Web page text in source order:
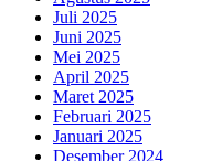
Juli 2025
Juni 2025
Mei 2025
April 2025
Maret 2025
Februari 2025
Januari 2025
Desember 2024